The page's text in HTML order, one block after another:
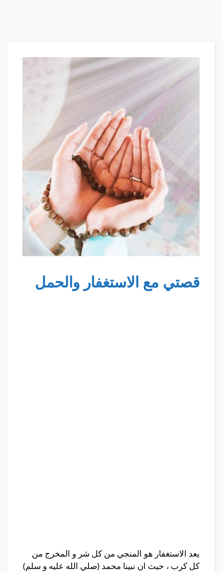
قصتي مع الاستغفار والحمل
يعد الاستغفار هو المنجي من كل شر و المخرج من
كل كرب ، حيث ان نبينا محمد (صلي الله عليه و سلم)